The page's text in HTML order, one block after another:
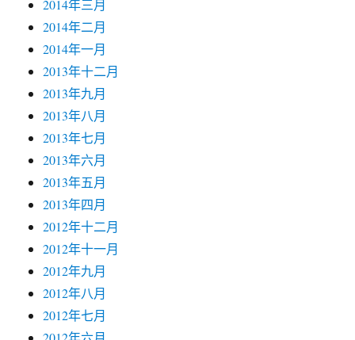
2014年三月
2014年二月
2014年一月
2013年十二月
2013年九月
2013年八月
2013年七月
2013年六月
2013年五月
2013年四月
2012年十二月
2012年十一月
2012年九月
2012年八月
2012年七月